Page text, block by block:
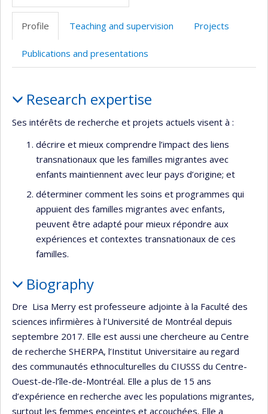
Profile Teaching and supervision Projects
Publications and presentations
Research expertise
Ses intérêts de recherche et projets actuels visent à :
décrire et mieux comprendre l’impact des liens
transnationaux que les familles migrantes avec
enfants maintiennent avec leur pays d’origine; et
déterminer comment les soins et programmes qui
appuient des familles migrantes avec enfants,
peuvent être adapté pour mieux répondre aux
expériences et contextes transnationaux de ces
familles.
Biography
Dre Lisa Merry est professeure adjointe à la Faculté des
sciences infirmières à l’Université de Montréal depuis
septembre 2017. Elle est aussi une chercheure au Centre
de recherche SHERPA, l’Institut Universitaire au regard
des communautés ethnoculturelles du CIUSSS du Centre-
Ouest-de-l’île-de-Montréal. Elle a plus de 15 ans
d’expérience en recherche avec les populations migrantes,
surtout les femmes enceintes et accouchées. Elle a